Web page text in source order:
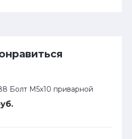
Болт М5х10 приварной